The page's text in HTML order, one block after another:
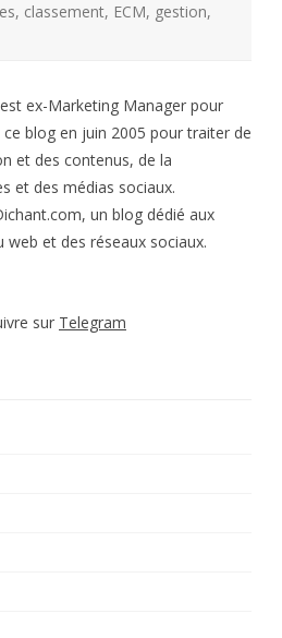
, classement, ECM, gestion,
ex-Marketing Manager pour
blog en juin 2005 pour traiter de
et des contenus, de la
et des médias sociaux.
un blog dédié aux
et des réseaux sociaux.
sur Telegram